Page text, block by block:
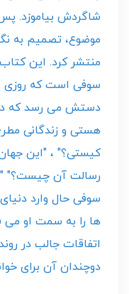
شاگردش بیاموزد.
موضوع، تصمیم به
منتشر کرد. این
سوفی است که روزی
دستش می رسد که در
هستی و زندگانی
کیستی؟" ، "این
رسالت آن چیست؟"
سوفی حال وارد
ها را به سمت او می
اتفاقات جالب در
دوچندان آن برای